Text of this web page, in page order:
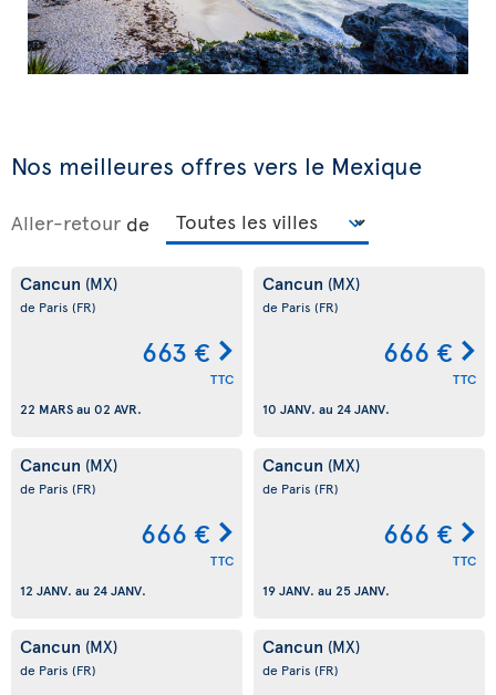
Nos meilleures offres vers le Mexique
Aller-retour de
Cancun (MX)
de Paris (FR)
663 €
TTC
22 MARSau 02 AVR.
Cancun (MX)
de Paris (FR)
666 €
TTC
10 JANV. au 24 JANV.
Cancun (MX)
de Paris (FR)
666 €
TTC
12 JANV. au 24 JANV.
Cancun (MX)
de Paris (FR)
666 €
TTC
19 JANV. au 25 JANV.
Cancun (MX)
de Paris (FR)
Cancun (MX)
de Paris (FR)